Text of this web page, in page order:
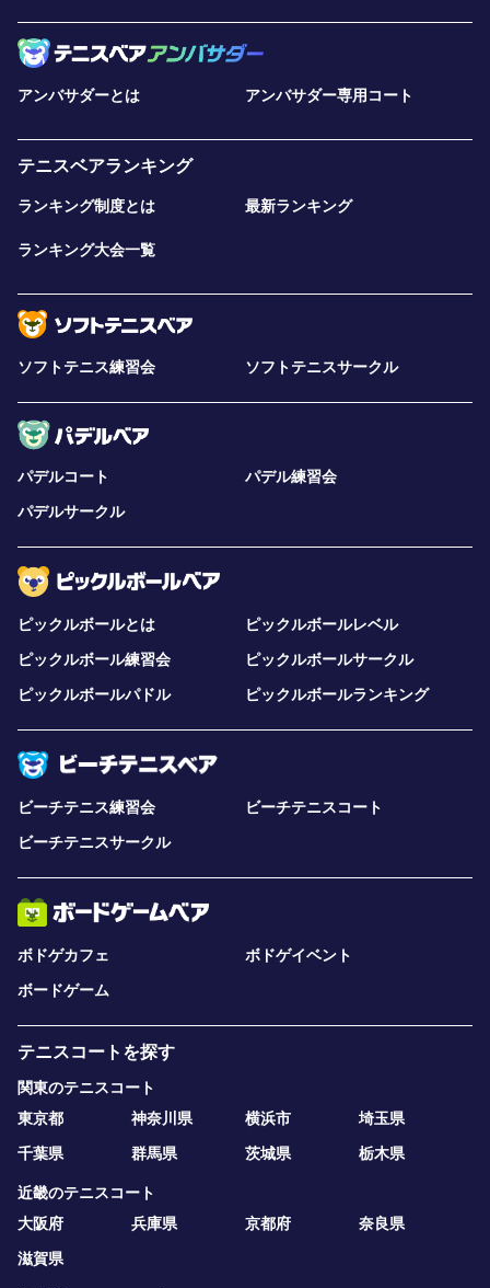
アンバサダーとは アンバサダー専用コート
テニスベアランキング
ランキング制度とは 最新ランキング
ランキング大会一覧
ソフトテニス練習会 ソフトテニスサークル
パデルコート
パデル練習会
パデルサークル
ピックルボールとは
ピックルボールレベル
ピックルボール練習会
ピックルボールサークル
ピックルボールパドル
ピックルボールランキング
ビーチテニス練習会
ビーチテニスコート
ビーチテニスサークル
ボドゲカフェ
ボドゲイベント
ボードゲーム
テニスコートを探す
関東のテニスコート
東京都
神奈川県 横浜市
埼玉県
千葉県
群馬県 茨城県 栃木県
近畿のテニスコート
大阪府
兵庫県 京都府
奈良県
滋賀県